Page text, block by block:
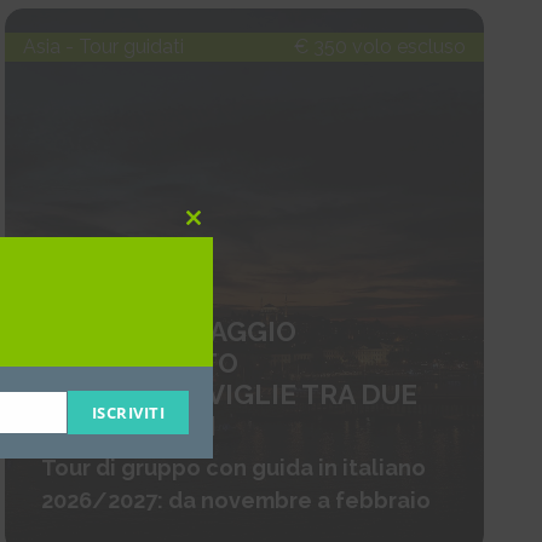
Asia - Tour guidati € 350 volo escluso
ISTANBUL VIAGGIO
ORGANIZZATO
MILLE MERAVIGLIE TRA DUE
CONTINENTI
Tour di gruppo con guida in italiano
2026/2027: da novembre a febbraio
Close
ISCRIVITI